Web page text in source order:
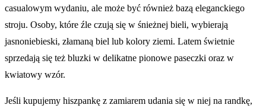
casualowym wydaniu, ale może być również bazą eleganckiego
stroju. Osoby, które źle czują się w śnieżnej bieli, wybierają
jasnoniebieski, złamaną biel lub kolory ziemi. Latem świetnie
sprzedają się też bluzki w delikatne pionowe paseczki oraz w
kwiatowy wzór.
Jeśli kupujemy hiszpankę z zamiarem udania się w niej na randkę,